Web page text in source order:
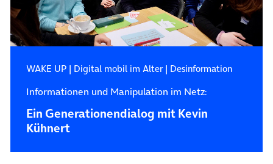
WAKE UP| Digital mobil im Alter| Desinformation
Informationen und Manipulation im Netz:
Ein Generationendialog mit Kevin
Kühnert